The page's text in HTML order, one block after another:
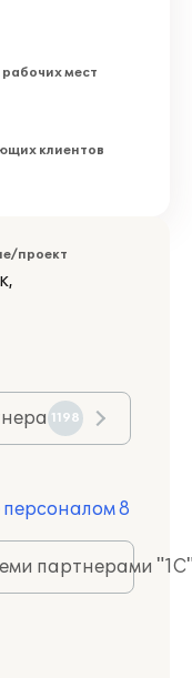
мест
клиентов
проект
1198
8
партнерами